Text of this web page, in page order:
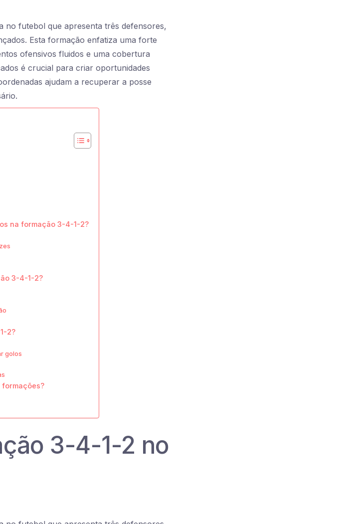
no futebol que apresenta três defensores,
Esta formação enfatiza uma forte
ofensivos fluidos e uma cobertura
é crucial para criar oportunidades
ajudam a recuperar a posse
na formação 3-4-1-2?
3-4-1-2?
2?
golos
formações?
3-4-1-2 no